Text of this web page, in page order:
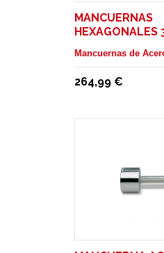
MANCUERNAS
HEXAGONALES
Mancuernas de
264,99 €